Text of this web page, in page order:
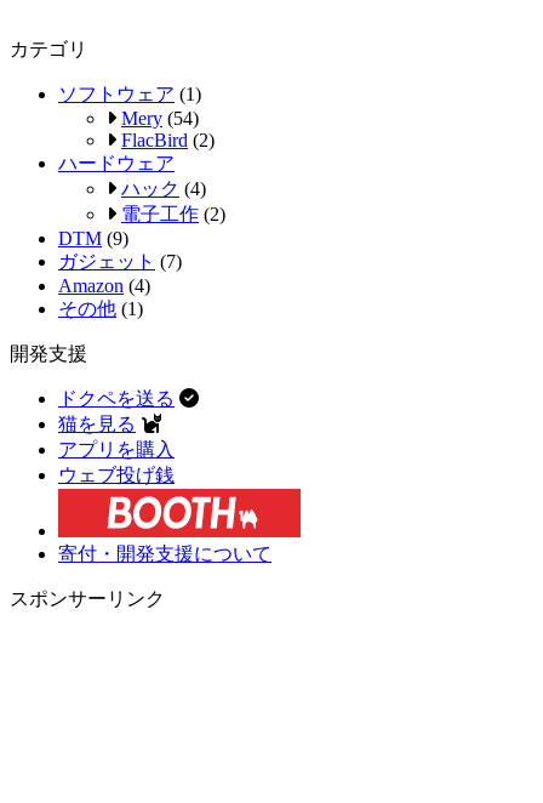
カテゴリ
ソフトウェア (1)
Mery (54)
FlacBird (2)
ハードウェア
ハック (4)
電子工作 (2)
DTM (9)
ガジェット (7)
Amazon (4)
その他 (1)
開発支援
ドクペを送る
猫を見る
アプリを購入
ウェブ投げ銭
寄付・開発支援について
スポンサーリンク